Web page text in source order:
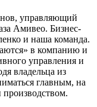
управляющий
Амивео. Бизнес-
и наша команда.
в компанию и
управления и
владельца из
главным, на